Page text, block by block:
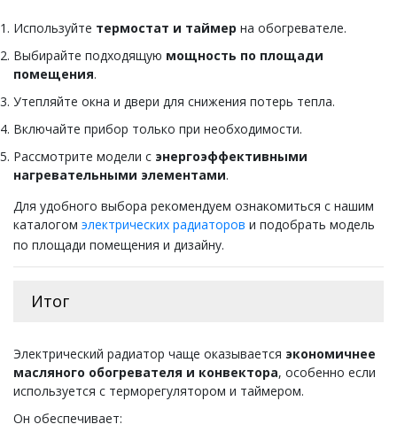
Используйте термостат и таймер на обогревателе.
Выбирайте подходящую мощность по площади
помещения.
Утепляйте окна и двери для снижения потерь тепла.
Включайте прибор только при необходимости.
Рассмотрите модели с энергоэффективными
нагревательными элементами.
Для удобного выбора рекомендуем ознакомиться с нашим
каталогом электрических радиаторов и подобрать модель
по площади помещения и дизайну.
Итог
Электрический радиатор чаще оказывается экономичнее
масляного обогревателя и конвектора, особенно если
используется с терморегулятором и таймером.
Он обеспечивает: